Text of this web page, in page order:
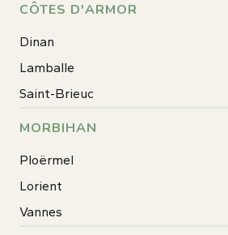
CÔTES D'ARMOR
Dinan
Lamballe
Saint-Brieuc
MORBIHAN
Ploërmel
Lorient
Vannes